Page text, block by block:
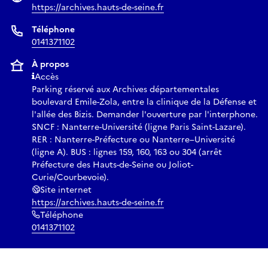
https://archives.hauts-de-seine.fr
Téléphone
0141371102
À propos
Accès
Parking réservé aux Archives départementales
boulevard Emile-Zola, entre la clinique de la Défense et
l'allée des Bizis. Demander l'ouverture par l'interphone.
SNCF : Nanterre-Université (ligne Paris Saint-Lazare).
RER : Nanterre-Préfecture ou Nanterre–Université
(ligne A). BUS : lignes 159, 160, 163 ou 304 (arrêt
Préfecture des Hauts-de-Seine ou Joliot-
Curie/Courbevoie).
Site internet
https://archives.hauts-de-seine.fr
Téléphone
0141371102